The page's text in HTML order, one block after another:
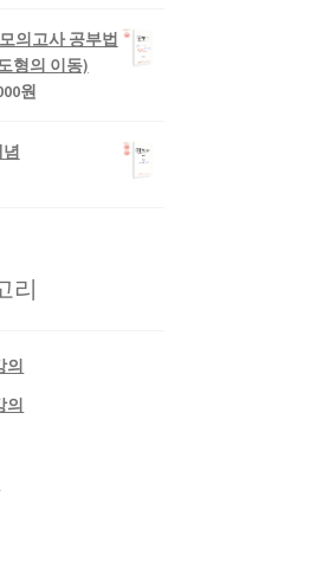
의고사 공부법
형의 이동)
원현
리
의
의